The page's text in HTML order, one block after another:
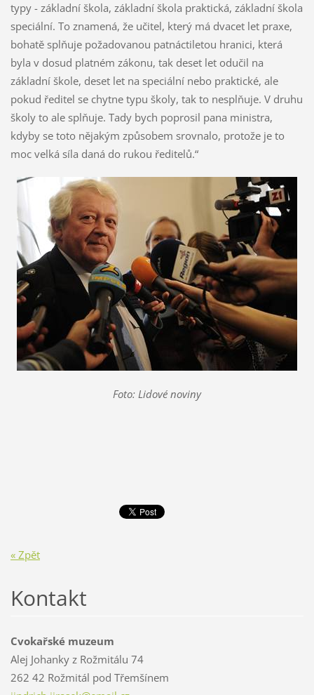
typy - základní škola, základní škola praktická, základní škola
speciální. To znamená, že učitel, který má dvacet let praxe,
bohatě splňuje požadovanou patnáctiletou hranici, která
byla v dosud platném zákonu, tak deset let odučil na
základní škole, deset let na speciální nebo praktické, ale
pokud ředitel se chytne typu školy, tak to nesplňuje. V druhu
školy to ale splňuje. Tady bych poprosil pana ministra,
kdyby se toto nějakým způsobem srovnalo, protože je to
moc velká síla daná do rukou ředitelů.“
Foto: Lidové noviny
« Zpět
Kontakt
Cvokařské muzeum
Alej Johanky z Rožmitálu 74
262 42 Rožmitál pod Třemšínem